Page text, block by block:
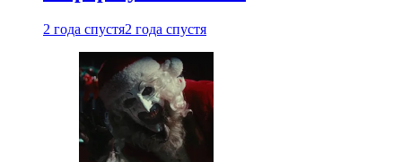
2 года спустя2 года спустя